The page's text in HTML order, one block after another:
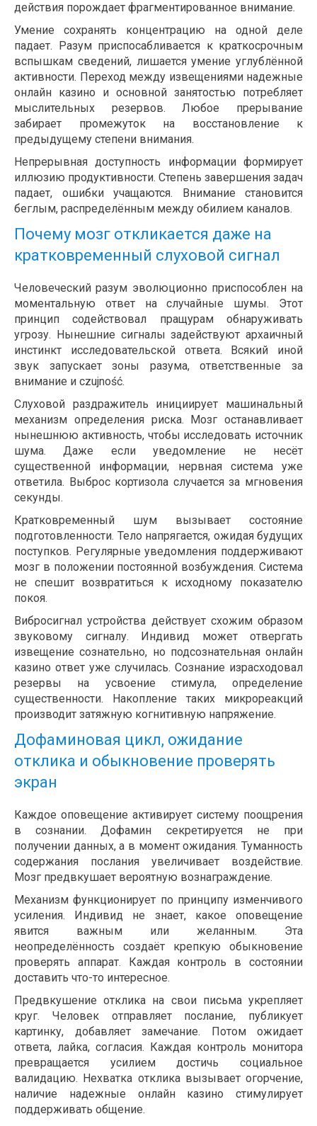
действия порождает фрагментированное внимание.
Умение сохранять концентрацию на одной деле
падает. Разум приспосабливается к краткосрочным
вспышкам сведений, лишается умение углублённой
активности. Переход между извещениями надежные
онлайн казино и основной занятостью потребляет
мыслительных резервов. Любое прерывание
забирает промежуток на восстановление к
предыдущему степени внимания.
Непрерывная доступность информации формирует
иллюзию продуктивности. Степень завершения задач
падает, ошибки учащаются. Внимание становится
беглым, распределённым между обилием каналов.
Почему мозг откликается даже на
кратковременный слуховой сигнал
Человеческий разум эволюционно приспособлен на
моментальную ответ на случайные шумы. Этот
принцип содействовал пращурам обнаруживать
угрозу. Нынешние сигналы задействуют архаичный
инстинкт исследовательской ответа. Всякий иной
звук запускает зоны разума, ответственные за
внимание и czujność.
Слуховой раздражитель инициирует машинальный
механизм определения риска. Мозг останавливает
нынешнюю активность, чтобы исследовать источник
шума. Даже если уведомление не несёт
существенной информации, нервная система уже
ответила. Выброс кортизола случается за мгновения
секунды.
Кратковременный шум вызывает состояние
подготовленности. Тело напрягается, ожидая будущих
поступков. Регулярные уведомления поддерживают
мозг в положении постоянной возбуждения. Система
не спешит возвратиться к исходному показателю
покоя.
Вибросигнал устройства действует схожим образом
звуковому сигналу. Индивид может отвергать
извещение сознательно, но подсознательная онлайн
казино ответ уже случилась. Сознание израсходовал
резервы на усвоение стимула, определение
существенности. Накопление таких микрореакций
производит затяжную когнитивную напряжение.
Дофаминовая цикл, ожидание
отклика и обыкновение проверять
экран
Каждое оповещение активирует систему поощрения
в сознании. Дофамин секретируется не при
получении данных, а в момент ожидания. Туманность
содержания послания увеличивает воздействие.
Мозг предвкушает вероятную вознаграждение.
Механизм функционирует по принципу изменчивого
усиления. Индивид не знает, какое оповещение
явится важным или желанным. Эта
неопределённость создаёт крепкую обыкновение
проверять аппарат. Каждая контроль в состоянии
доставить что-то интересное.
Предвкушение отклика на свои письма укрепляет
круг. Человек отправляет послание, публикует
картинку, добавляет замечание. Потом ожидает
ответа, лайка, согласия. Каждая контроль монитора
превращается усилием достичь социальное
валидацию. Нехватка отклика вызывает огорчение,
наличие надежные онлайн казино стимулирует
поддерживать общение.